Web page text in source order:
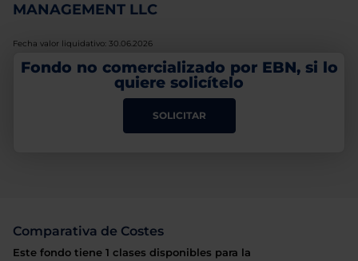
MANAGEMENT LLC
Fecha valor liquidativo: 30.06.2026
Fondo no comercializado por EBN, si lo
quiere solicítelo
SOLICITAR
Comparativa de Costes
Este fondo tiene 1 clases disponibles para la